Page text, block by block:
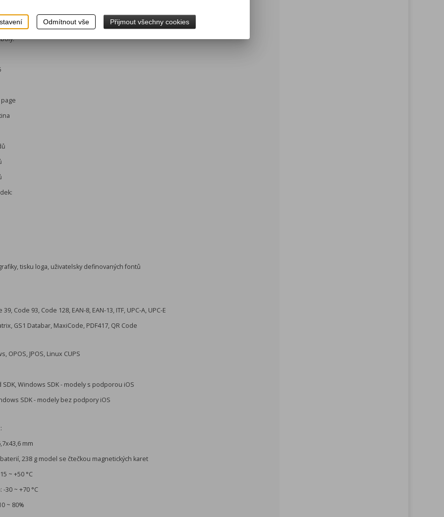
0,005 mm
tisku loga, uživatelsky definovaných fontů
Code 93, Code 128, EAN-8, EAN-13, ITF, UPC-A, UPC-E
GS1 Databar, MaxiCode, PDF417, QR Code
OPOS, JPOS, Linux CUPS
SDK, Windows SDK - modely s podporou iOS
SDK - modely bez podpory iOS
mm
238 g model se čtečkou magnetických karet
~ +50 °C
30 ~ +70 °C
~ 80%
Odmítnout vše Přijmout všechny cookies